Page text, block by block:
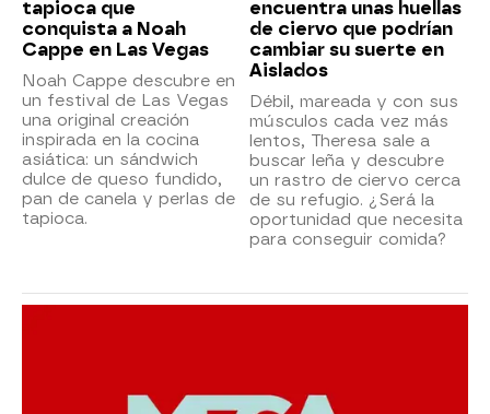
tapioca que
conquista a Noah
Cappe en Las Vegas
Noah Cappe descubre en
un festival de Las Vegas
una original creación
inspirada en la cocina
asiática: un sándwich
dulce de queso fundido,
pan de canela y perlas de
tapioca.
encuentra unas huellas
de ciervo que podrían
cambiar su suerte en
Aislados
Débil, mareada y con sus
músculos cada vez más
lentos, Theresa sale a
buscar leña y descubre
un rastro de ciervo cerca
de su refugio. ¿Será la
oportunidad que necesita
para conseguir comida?